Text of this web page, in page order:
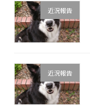
近況報告
近況報告